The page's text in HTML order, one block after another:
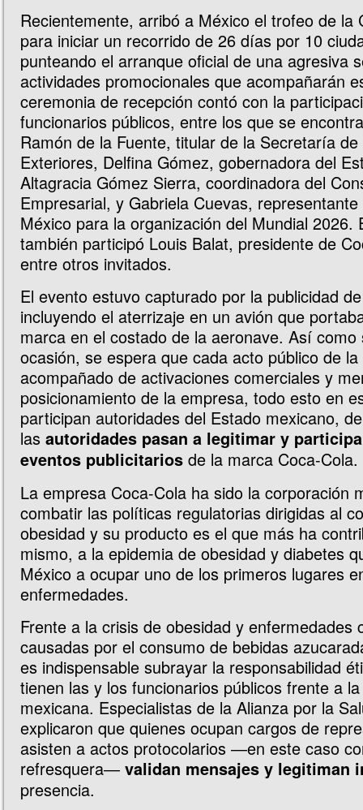
Recientemente, arribó a México el trofeo de la
para iniciar un recorrido de 26 días por 10
punteando el arranque oficial de una agresiva
actividades promocionales que acompañarán
ceremonia de recepción contó con la
funcionarios públicos, entre los que se
Ramón de la Fuente, titular de la Secretaría de
Exteriores, Delfina Gómez, gobernadora del
Altagracia Gómez Sierra, coordinadora del
Empresarial, y Gabriela Cuevas,
México para la organización del Mundial 2026.
también participó Louis Balat, presidente de
entre otros invitados.
El evento estuvo capturado por la publicidad
incluyendo el aterrizaje en un avión que
marca en el costado de la aeronave. Así
ocasión, se espera que cada acto público de
acompañado de activaciones comerciales y
posicionamiento de la empresa, todo esto en
participan autoridades del Estado mexicano,
las autoridades pasan a legitimar y
eventos publicitarios de la marca Coca-Cola.
La empresa Coca-Cola ha sido la corporación
combatir las políticas regulatorias dirigidas al
obesidad y su producto es el que más ha
mismo, a la epidemia de obesidad y diabetes
México a ocupar uno de los primeros lugares
enfermedades.
Frente a la crisis de obesidad y enfermedades
causadas por el consumo de bebidas
es indispensable subrayar la responsabilidad
tienen las y los funcionarios públicos frente a
mexicana. Especialistas de la Alianza por la
explicaron que quienes ocupan cargos de
asisten a actos protocolarios ―en este caso
refresquera― validan mensajes y legitiman
presencia.